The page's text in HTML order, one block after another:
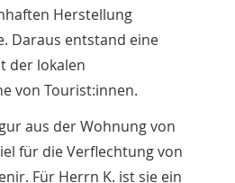
Herstellung
Daraus entstand eine
der lokalen
von Tourist:innen.
aus der Wohnung von
für die Verflechtung von
Für Herrn K. ist sie ein